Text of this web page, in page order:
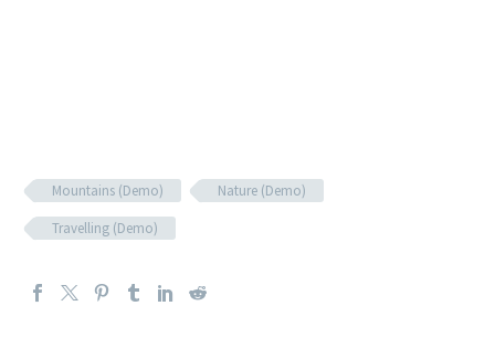
Mountains (Demo)
Nature (Demo)
Travelling (Demo)